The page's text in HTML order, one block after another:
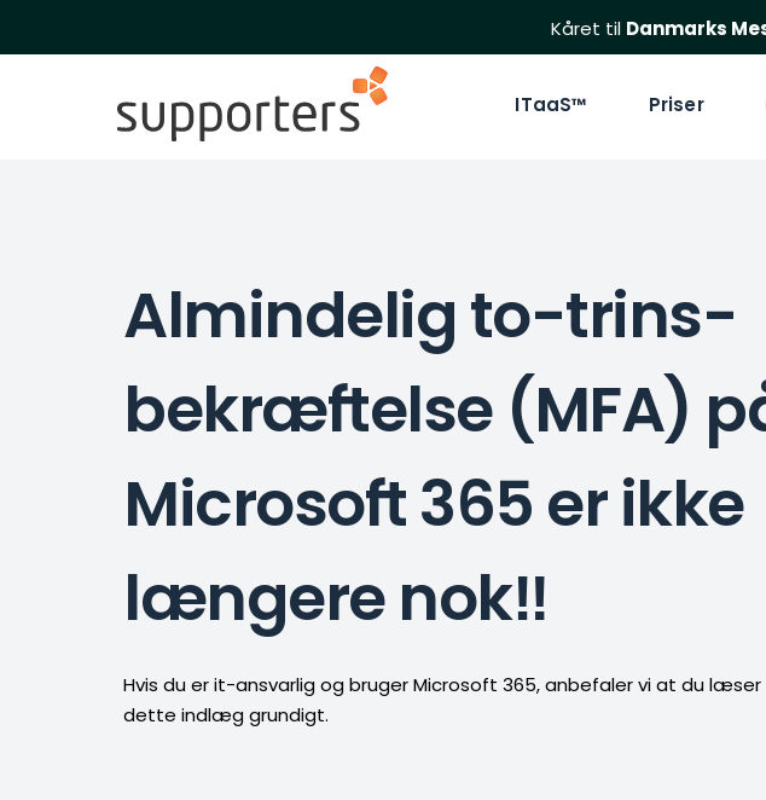
Kåret til Danmarks
ITaaS™ Priser
Almindelig to-trins-
bekræftelse (MFA)
Microsoft 365 er ikke
længere nok‼️
Hvis du er it-ansvarlig og bruger Microsoft 365, anbefaler vi at du læser
dette indlæg grundigt.